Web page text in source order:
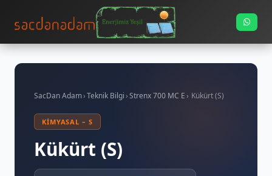
SacDan Adam›Teknik Bilgi›Strenx 700 MC E› Kükürt (S)
KIMYASAL – S
Kükürt (S)